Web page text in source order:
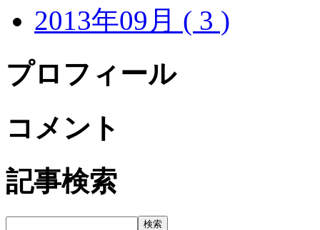
2013年09月 ( 3 )
プロフィール
コメント
記事検索